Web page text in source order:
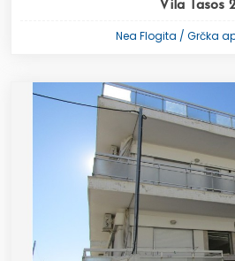
Vila Tasos
Nea Flogita / Grčka